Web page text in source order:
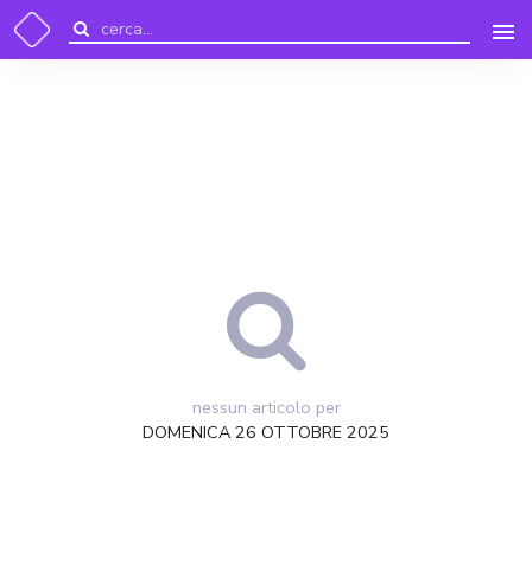
nessun articolo per
DOMENICA 26 OTTOBRE 2025